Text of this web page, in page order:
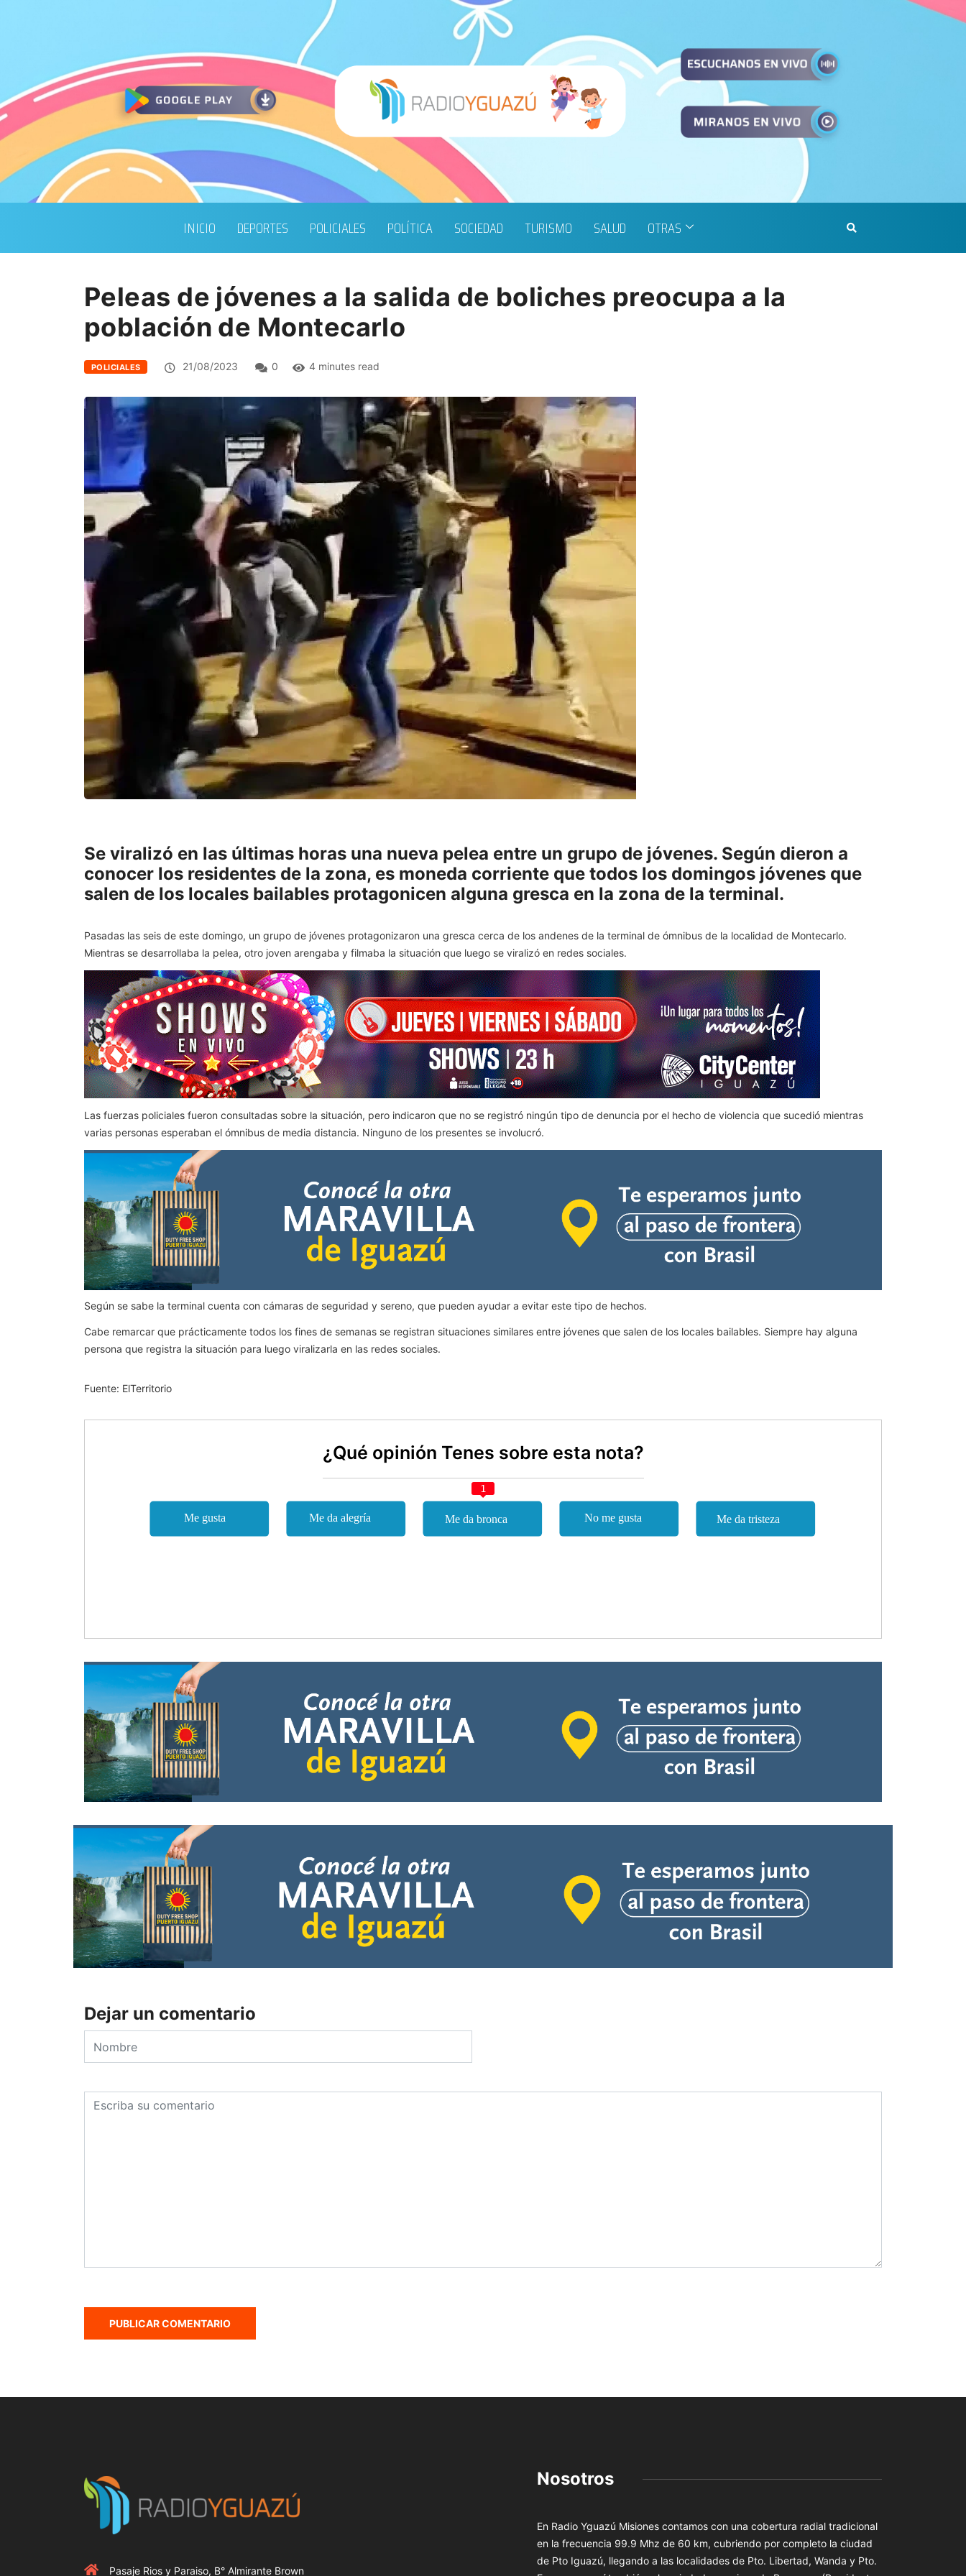
INICIO DEPORTES POLICIALES POLÍTICA SOCIEDAD TURISMO SALUD OTRAS
Peleas de jóvenes a la salida de boliches preocupa a la
población de Montecarlo
POLICIALES 21/08/2023 0 4 minutes read
Se viralizó en las últimas horas una nueva pelea entre un grupo de jóvenes. Según dieron a
conocer los residentes de la zona, es moneda corriente que todos los domingos jóvenes que
salen de los locales bailables protagonicen alguna gresca en la zona de la terminal.
Pasadas las seis de este domingo, un grupo de jóvenes protagonizaron una gresca cerca de los andenes de la terminal de ómnibus de la localidad de Montecarlo.
Mientras se desarrollaba la pelea, otro joven arengaba y filmaba la situación que luego se viralizó en redes sociales.
Las fuerzas policiales fueron consultadas sobre la situación, pero indicaron que no se registró ningún tipo de denuncia por el hecho de violencia que sucedió mientras
varias personas esperaban el ómnibus de media distancia. Ninguno de los presentes se involucró.
Según se sabe la terminal cuenta con cámaras de seguridad y sereno, que pueden ayudar a evitar este tipo de hechos.
Cabe remarcar que prácticamente todos los fines de semanas se registran situaciones similares entre jóvenes que salen de los locales bailables. Siempre hay alguna
persona que registra la situación para luego viralizarla en las redes sociales.
Fuente: ElTerritorio
¿Qué opinión Tenes sobre esta nota?
1
Dejar un comentario
Pasaje Rios y Paraiso, B° Almirante Brown
Nosotros
En Radio Yguazú Misiones contamos con una cobertura radial tradicional
en la frecuencia 99.9 Mhz de 60 km, cubriendo por completo la ciudad
de Pto Iguazú, llegando a las localidades de Pto. Libertad, Wanda y Pto.